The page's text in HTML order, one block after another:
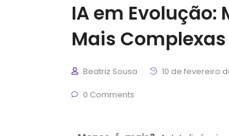
IA em Evolução:
Mais
Beatriz Sousa 10 de fevereiro
0 Comments